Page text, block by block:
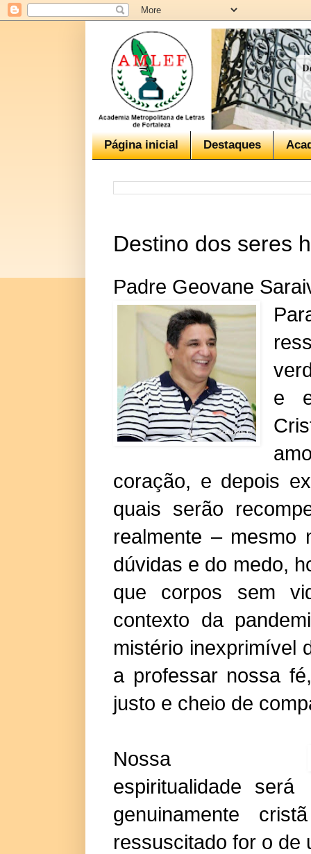
Página inicial Destaques
Destino dos seres
Padre Geovane
e
coração, e depois
quais serão
realmente – mesmo
dúvidas e do medo,
que corpos sem
contexto da
mistério inexprimível
a professar nossa
justo e cheio de
Nossa
espiritualidade será
genuinamente
ressuscitado for o de